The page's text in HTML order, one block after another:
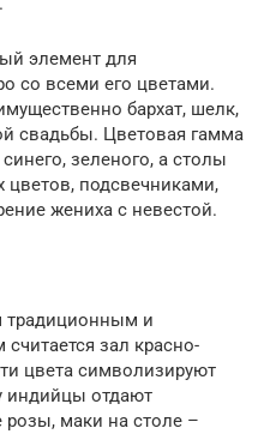
элемент для
со всеми его цветами.
бархат, шелк,
свадьбы. Цветовая гамма
зеленого, а столы
цветов, подсвечниками,
жениха с невестой.
традиционным и
зал красно-
цвета символизируют
индийцы отдают
маки на столе –